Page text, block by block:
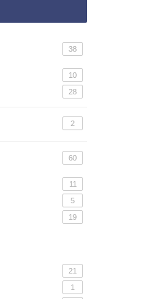
38
10
28
2
60
11
5
19
21
1